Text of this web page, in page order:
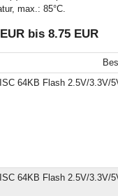
max.: 85°C.
bis 8.75 EUR
64KB Flash 2.5V/3.3V/
64KB Flash 2.5V/3.3V/